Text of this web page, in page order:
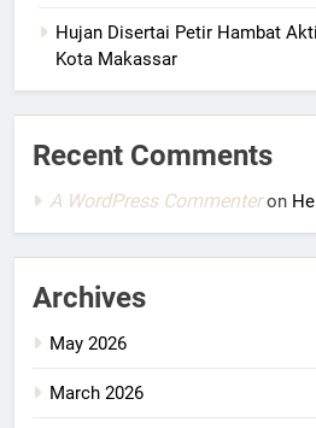
Hujan Disertai Petir Hambat
Kota Makassar
Recent Comments
A WordPress Commenteron
Archives
May 2026
March 2026